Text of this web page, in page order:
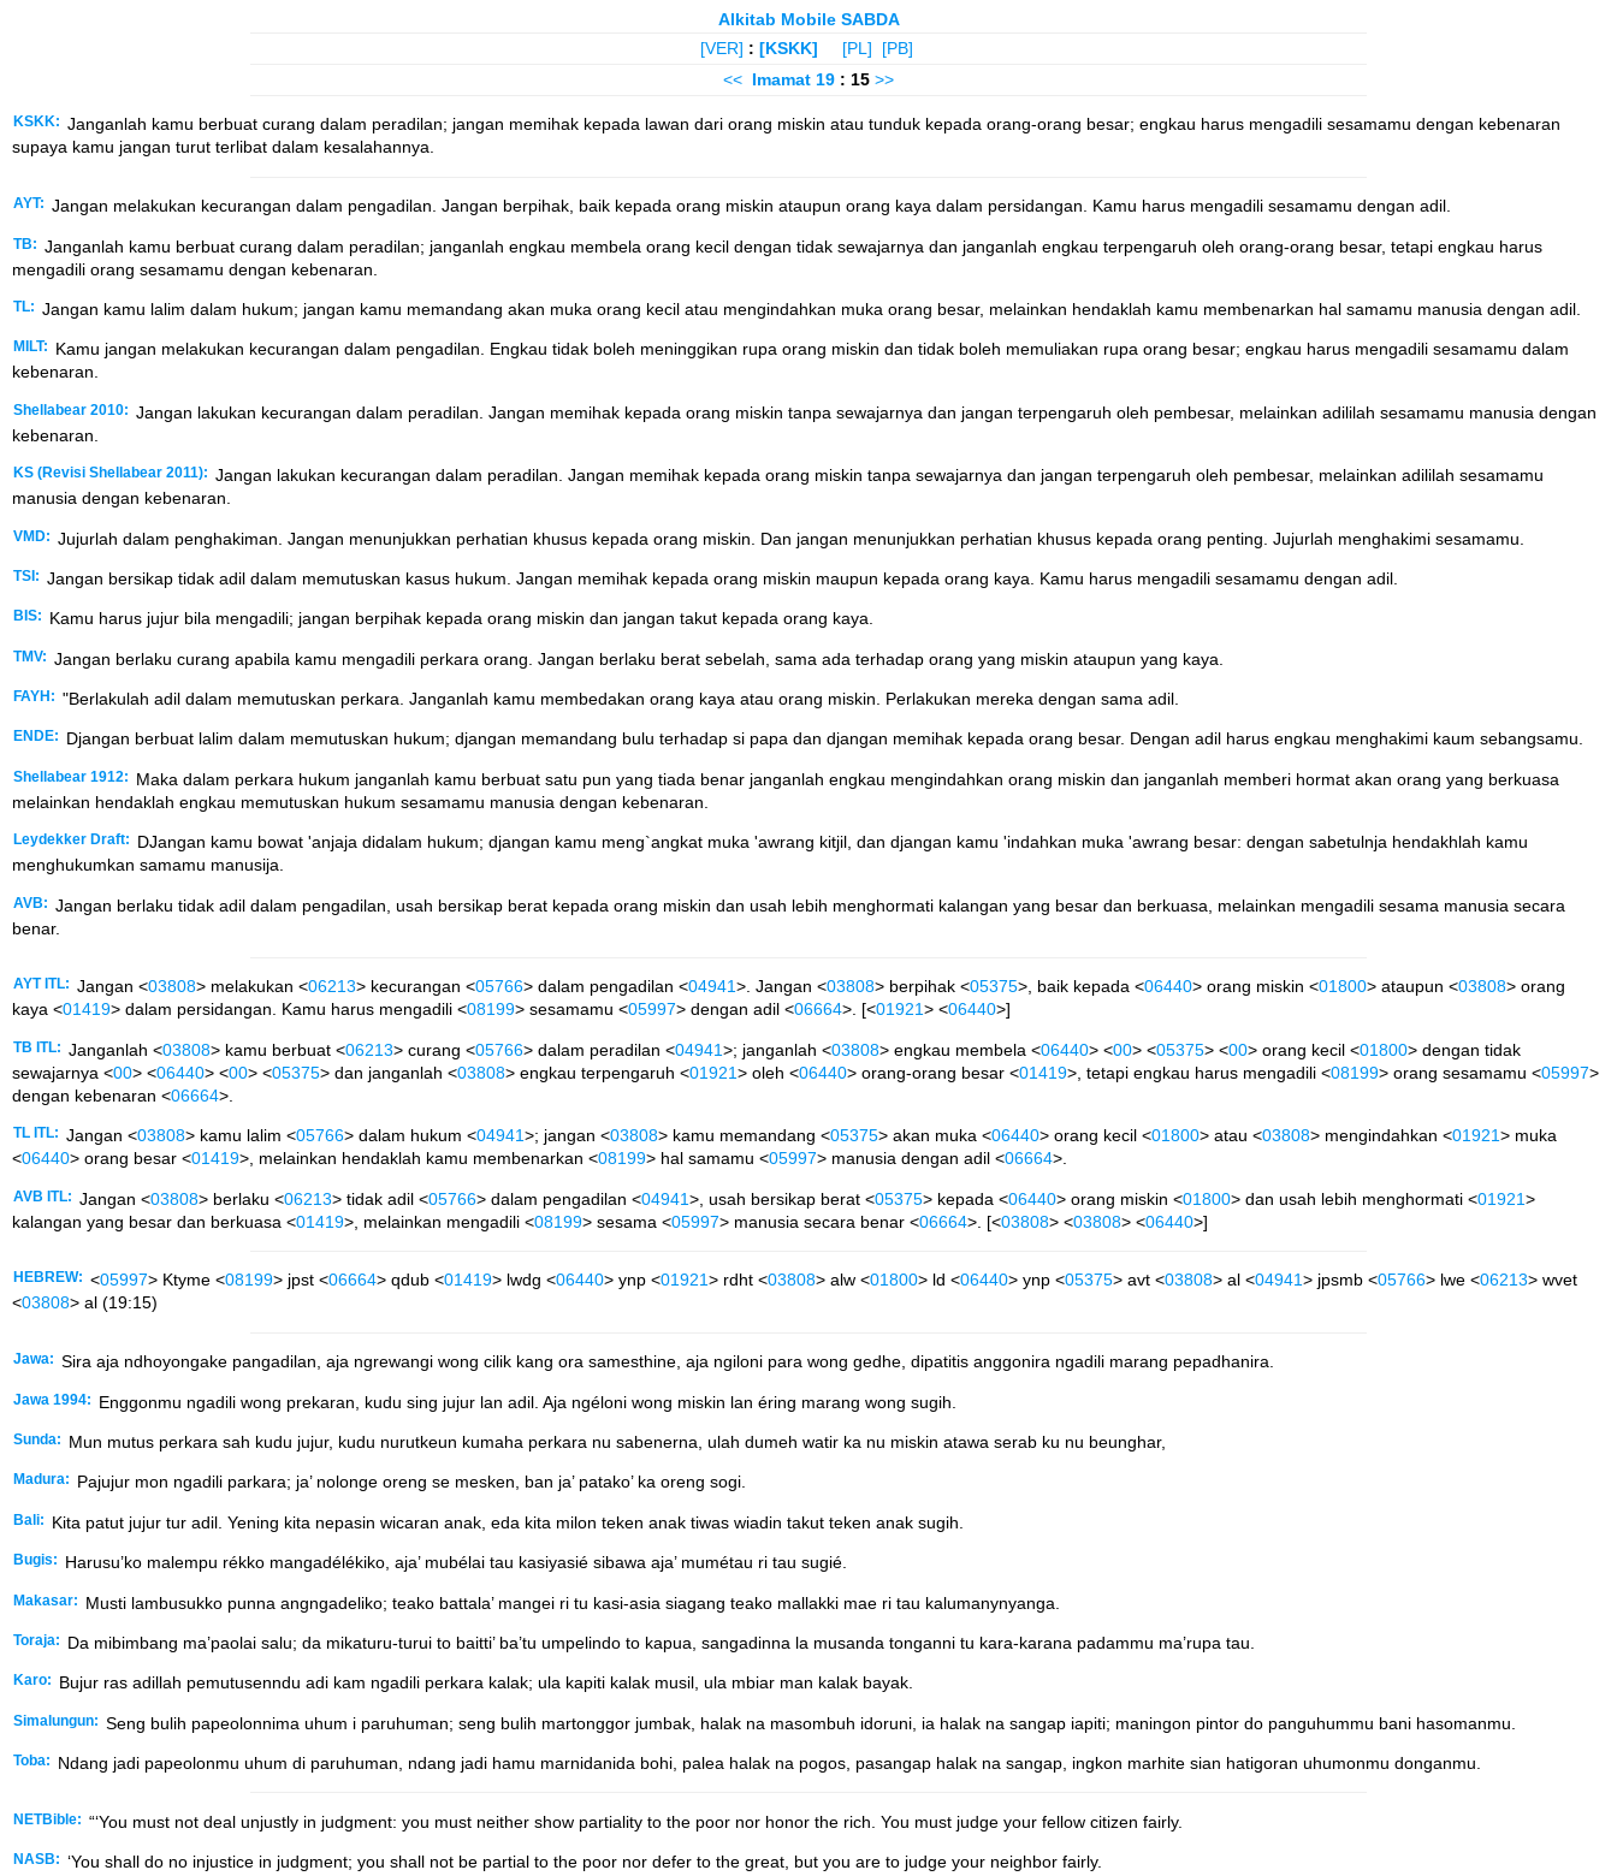
Alkitab Mobile SABDA
[VER] : [KSKK] [PL]
[PB]
<< Imamat 19 : 15 >>
KSKK: Janganlah kamu berbuat curang dalam peradilan; jangan memihak kepada lawan dari orang miskin atau tunduk kepada orang-orang besar; engkau harus mengadili sesamamu dengan kebenaran
supaya kamu jangan turut terlibat dalam kesalahannya.
AYT: Jangan melakukan kecurangan dalam pengadilan. Jangan berpihak, baik kepada orang miskin ataupun orang kaya dalam persidangan. Kamu harus mengadili sesamamu dengan adil.
TB: Janganlah kamu berbuat curang dalam peradilan; janganlah engkau membela orang kecil dengan tidak sewajarnya dan janganlah engkau terpengaruh oleh orang-orang besar, tetapi engkau harus
mengadili orang sesamamu dengan kebenaran.
TL: Jangan kamu lalim dalam hukum; jangan kamu memandang akan muka orang kecil atau mengindahkan muka orang besar, melainkan hendaklah kamu membenarkan hal samamu manusia dengan adil.
MILT:
Kamu jangan melakukan kecurangan dalam pengadilan. Engkau tidak boleh meninggikan rupa orang miskin dan tidak boleh memuliakan rupa orang besar; engkau harus mengadili sesamamu dalam
kebenaran.
Shellabear 2010: Jangan lakukan kecurangan dalam peradilan. Jangan memihak kepada orang miskin tanpa sewajarnya dan jangan terpengaruh oleh pembesar, melainkan adililah sesamamu manusia dengan
kebenaran.
KS (Revisi Shellabear 2011): Jangan lakukan kecurangan dalam peradilan. Jangan memihak kepada orang miskin tanpa sewajarnya dan jangan terpengaruh oleh pembesar, melainkan adililah sesamamu
manusia dengan kebenaran.
VMD: Jujurlah dalam penghakiman. Jangan menunjukkan perhatian khusus kepada orang miskin. Dan jangan menunjukkan perhatian khusus kepada orang penting. Jujurlah menghakimi sesamamu.
TSI: Jangan bersikap tidak adil dalam memutuskan kasus hukum. Jangan memihak kepada orang miskin maupun kepada orang kaya. Kamu harus mengadili sesamamu dengan adil.
BIS: Kamu harus jujur bila mengadili; jangan berpihak kepada orang miskin dan jangan takut kepada orang kaya.
TMV: Jangan berlaku curang apabila kamu mengadili perkara orang. Jangan berlaku berat sebelah, sama ada terhadap orang yang miskin ataupun yang kaya.
FAYH: "Berlakulah adil dalam memutuskan perkara. Janganlah kamu membedakan orang kaya atau orang miskin. Perlakukan mereka dengan sama adil.
ENDE: Djangan berbuat lalim dalam memutuskan hukum; djangan memandang bulu terhadap si papa dan djangan memihak kepada orang besar. Dengan adil harus engkau menghakimi kaum sebangsamu.
Shellabear 1912:
Maka dalam perkara hukum janganlah kamu berbuat satu pun yang tiada benar janganlah engkau mengindahkan orang miskin dan janganlah memberi hormat akan orang yang berkuasa
melainkan hendaklah engkau memutuskan hukum sesamamu manusia dengan kebenaran.
Leydekker Draft:
DJangan kamu bowat 'anjaja didalam hukum; djangan kamu meng`angkat muka 'awrang kitjil, dan djangan kamu 'indahkan muka 'awrang besar: dengan sabetulnja hendakhlah kamu
menghukumkan samamu manusija.
AVB: Jangan berlaku tidak adil dalam pengadilan, usah bersikap berat kepada orang miskin dan usah lebih menghormati kalangan yang besar dan berkuasa, melainkan mengadili sesama manusia secara
benar.
AYT ITL: Jangan <03808> melakukan <06213> kecurangan <05766> dalam pengadilan <04941>. Jangan <03808> berpihak <05375>, baik kepada <06440> orang miskin <01800> ataupun <03808> orang
kaya <01419> dalam persidangan. Kamu harus mengadili <08199> sesamamu <05997> dengan adil <06664>. [<01921> <06440>]
TB ITL: Janganlah <03808> kamu berbuat <06213> curang <05766> dalam peradilan <04941>; janganlah <03808> engkau membela <06440> <00> <05375> <00> orang kecil <01800> dengan tidak
sewajarnya <00> <06440> <00> <05375> dan janganlah <03808> engkau terpengaruh <01921> oleh <06440> orang-orang besar <01419>, tetapi engkau harus mengadili <08199> orang sesamamu <05997>
dengan kebenaran <06664>.
TL ITL: Jangan <03808> kamu lalim <05766> dalam hukum <04941>; jangan <03808> kamu memandang <05375> akan muka <06440> orang kecil <01800> atau <03808> mengindahkan <01921> muka
<06440> orang besar <01419>, melainkan hendaklah kamu membenarkan <08199> hal samamu <05997> manusia dengan adil <06664>.
AVB ITL: Jangan <03808> berlaku <06213> tidak adil <05766> dalam pengadilan <04941>, usah bersikap berat <05375> kepada <06440> orang miskin <01800> dan usah lebih menghormati <01921>
kalangan yang besar dan berkuasa <01419>, melainkan mengadili <08199> sesama <05997> manusia secara benar <06664>. [<03808> <03808> <06440>]
HEBREW: <05997> Ktyme <08199> jpst <06664> qdub <01419> lwdg <06440> ynp <01921> rdht <03808> alw <01800> ld <06440> ynp <05375> avt <03808> al <04941> jpsmb <05766> lwe <06213> wvet
<03808> al (19:15)
Jawa: Sira aja ndhoyongake pangadilan, aja ngrewangi wong cilik kang ora samesthine, aja ngiloni para wong gedhe, dipatitis anggonira ngadili marang pepadhanira.
Jawa 1994: Enggonmu ngadili wong prekaran, kudu sing jujur lan adil. Aja ngéloni wong miskin lan éring marang wong sugih.
Sunda: Mun mutus perkara sah kudu jujur, kudu nurutkeun kumaha perkara nu sabenerna, ulah dumeh watir ka nu miskin atawa serab ku nu beunghar,
Madura: Pajujur mon ngadili parkara; ja’ nolonge oreng se mesken, ban ja’ patako’ ka oreng sogi.
Bali: Kita patut jujur tur adil. Yening kita nepasin wicaran anak, eda kita milon teken anak tiwas wiadin takut teken anak sugih.
Bugis: Harusu’ko malempu rékko mangadélékiko, aja’ mubélai tau kasiyasié sibawa aja’ mumétau ri tau sugié.
Makasar: Musti lambusukko punna angngadeliko; teako battala’ mangei ri tu kasi-asia siagang teako mallakki mae ri tau kalumanynyanga.
Toraja: Da mibimbang ma’paolai salu; da mikaturu-turui to baitti’ ba’tu umpelindo to kapua, sangadinna la musanda tonganni tu kara-karana padammu ma’rupa tau.
Karo: Bujur ras adillah pemutusenndu adi kam ngadili perkara kalak; ula kapiti kalak musil, ula mbiar man kalak bayak.
Simalungun: Seng bulih papeolonnima uhum i paruhuman; seng bulih martonggor jumbak, halak na masombuh idoruni, ia halak na sangap iapiti; maningon pintor do panguhummu bani hasomanmu.
Toba: Ndang jadi papeolonmu uhum di paruhuman, ndang jadi hamu marnidanida bohi, palea halak na pogos, pasangap halak na sangap, ingkon marhite sian hatigoran uhumonmu donganmu.
NETBible: “‘You must not deal unjustly in judgment: you must neither show partiality to the poor nor honor the rich. You must judge your fellow citizen fairly.
NASB: ‘You shall do no injustice in judgment; you shall not be partial to the poor nor defer to the great, but you are to judge your neighbor fairly.